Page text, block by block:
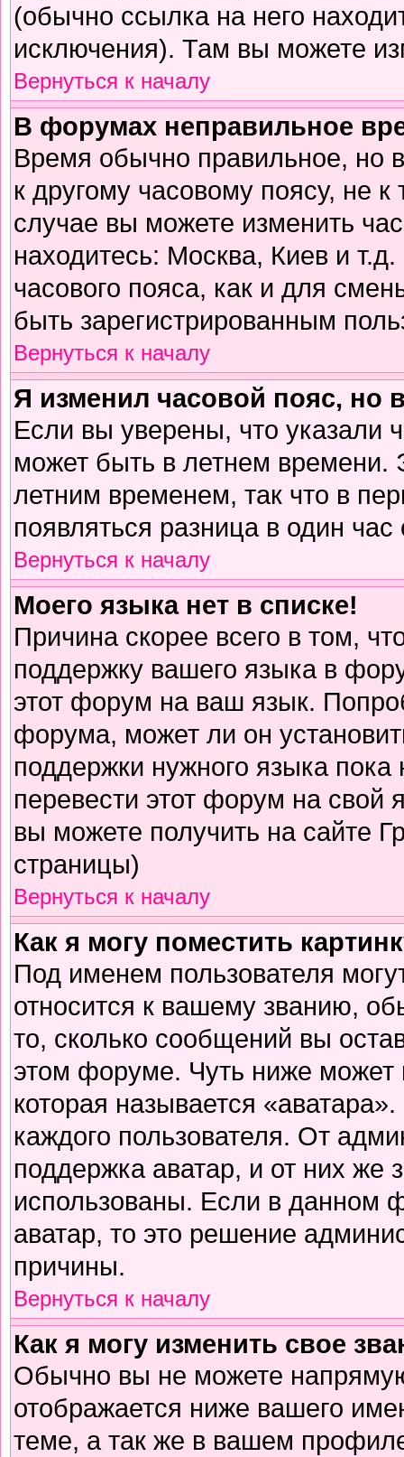
(обычно ссылка на него
исключения). Там вы можете
Вернуться к началу
В форумах неправильное
Время обычно правильное, но
к другому часовому поясу, не
случае вы можете изменить
находитесь: Москва, Киев и
часового пояса, как и для
быть зарегистрированным
Вернуться к началу
Я изменил часовой пояс, но
Если вы уверены, что указали
может быть в летнем времени.
летним временем, так что в
появляться разница в один
Вернуться к началу
Моего языка нет в списке!
Причина скорее всего в том,
поддержку вашего языка в
этот форум на ваш язык.
форума, может ли он
поддержки нужного языка
перевести этот форум на
вы можете получить на сайте
страницы)
Вернуться к началу
Как я могу поместить
Под именем пользователя
относится к вашему званию,
то, сколько сообщений вы
этом форуме. Чуть ниже может
которая называется
каждого пользователя. От
поддержка аватар, и от них же
использованы. Если в данном
аватар, то это решение
причины.
Вернуться к началу
Как я могу изменить свое
Обычно вы не можете
отображается ниже вашего
теме, а так же в вашем